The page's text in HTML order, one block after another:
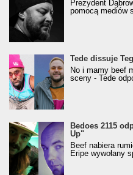
Prezydent
pomocą mediów
Tede dissuje
No i mamy beef
sceny - Tede
Bedoes 2115
Up"
Beef nabiera
Eripe wywołany